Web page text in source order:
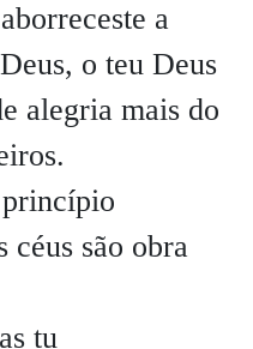
a
o teu Deus
alegria mais do
céus são obra
tu